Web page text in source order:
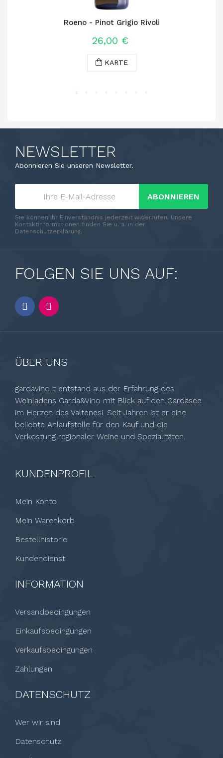
Roeno - Pinot Grigio Rivoli
26,00 €
KARTE
NEWSLETTER
Abonnieren Sie unseren Newsletter.
ABONNIEREN
Sie können Ihr Einverständnis jederzeit widerrufen. Unsere
Kontaktinformationen finden Sie u. a. in der
Datenschutzerklärung.
FOLGEN SIE UNS AUF:
ÜBER UNS
gardavino.it entstand aus der Erfahrung des
Weinladens Garda&Vino mit Blick auf den Gardasee
im Herzen des Valtenesi. Seit Jahren ist er eine
beliebte Anlaufstelle für den Kauf und die
Verkostung regionaler Weine und Spezialitäten.
KUNDENPROFIL
Mein Konto
Mein Warenkorb
Bestellhistorie
Kundendienst
INFORMATION
Versandbedingungen
Einkaufsbedingungen
Verkaufsbedingungen
Zahlungen
DATENSCHUTZ
Wer wir sind
Datenschutz